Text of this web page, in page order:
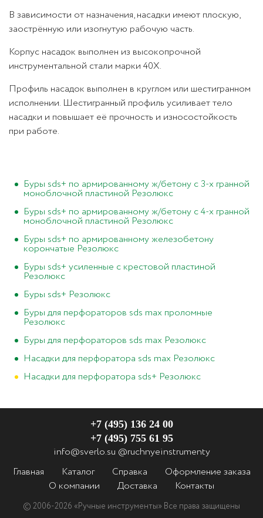
В зависимости от назначения, насадки имеют плоскую,
заострённую или изогнутую рабочую часть.
Корпус насадок выполнен из высокопрочной
инструментальной стали марки 40Х.
Профиль насадок выполнен в круглом или шестигранном
исполнении. Шестигранный профиль усиливает тело
насадки и повышает её прочность и износостойкость
при работе.
Буры sds+ по армированному ж/бетону с 3-х гранной
моноблочной пластиной Резолюкс
Буры sds+ по армированному ж/бетону с 4-х гранной
моноблочной пластиной Резолюкс
Буры sds+ по армированному железобетону
корончатые Резолюкс
Буры sds+ усиленные с крестовой пластиной
Резолюкс
Буры sds+ Резолюкс
Буры для перфораторов sds max проломные
Резолюкс
Буры для перфораторов sds max Резолюкс
Насадки для перфоратора sds max Резолюкс
Насадки для перфоратора sds+ Резолюкс
© 2006-2026 «Ручные инструменты» Все права защищены
Главная Каталог Справка
Оформление заказа
О компании
Доставка Контакты
+7 (495) 136 24 00
+7 (495) 755 61 95
info@sverlo.su @ruchnyeinstrumenty